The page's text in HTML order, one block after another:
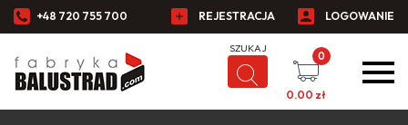
+48 720 755 700 REJESTRACJA LOGOWANIE
0
0.00 zł